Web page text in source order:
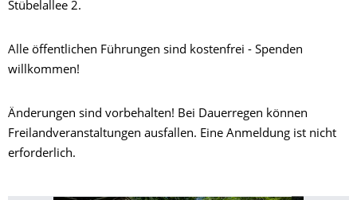
Stübelallee 2.
Alle öffentlichen Führungen sind kostenfrei - Spenden
willkommen!
Änderungen sind vorbehalten! Bei Dauerregen können
Freilandveranstaltungen ausfallen. Eine Anmeldung ist nicht
erforderlich.